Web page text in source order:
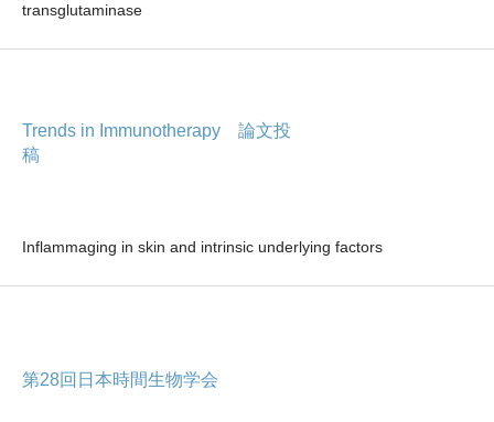
transglutaminase
Trends in Immunotherapy 論文投
稿
Inflammaging in skin and intrinsic underlying factors
第28回日本時間生物学会